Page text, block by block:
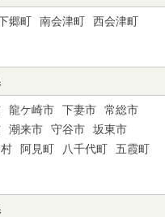
郷町 南会津町
西会津町
龍ケ崎市 下妻市
常総市
潮来市 守谷市
坂東市
阿見町 八千代町
五霞町